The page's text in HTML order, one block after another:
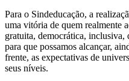
Para o Sindeducação, a
uma vitória de quem realmente
gratuita, democrática, inclusiva,
para que possamos alcançar,
frente, as expectativas de
seus níveis.